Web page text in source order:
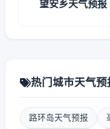
望安乡天气预报
热门城市天气预
路环岛天气预报